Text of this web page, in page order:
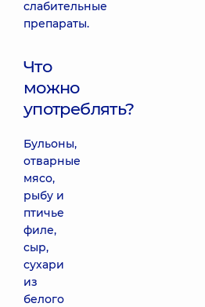
слабительные
препараты.
Что
можно
употреблять?
Бульоны,
отварные
мясо,
рыбу и
птичье
филе,
сыр,
сухари
из
белого